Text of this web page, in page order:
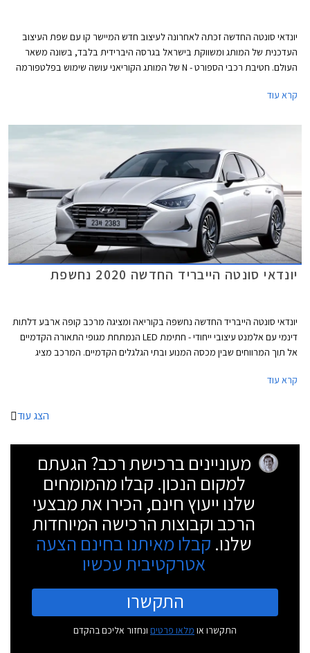
יונדאי סונטה החדשה זכתה לאחרונה לעיצוב חדש המיישר קו עם שפת העיצוב
העדכנית של המותג ומשווקת בישראל בגרסה היברידית בלבד, בשונה משאר
העולם. חטיבת רכבי הספורט - N של המותג הקוריאני עושה שימוש בפלטפורמה
וביחידות ההנעה, כפי שנעשה לאחרונה גם ביונדאי i30 N.
קרא עוד
יונדאי סונטה הייבריד החדשה 2020 נחשפת
יונדאי סונטה הייבריד החדשה נחשפה בקוריאה ומציגה מרכב קופה ארבע דלתות
דינמי עם אלמנט עיצובי ייחודי - חתימת LED הנמתחת מגופי התאורה הקדמיים
אל תוך המרווחים שבין מכסה המנוע ובתי הגלגלים הקדמיים. המרכב מציג
קרא עוד
הצג עוד
מעוניינים ברכישת רכב? הגעתם
למקום הנכון. קבלו מהמומחים
שלנו ייעוץ חינם, הכירו את מבצעי
הרכב וקבוצות הרכישה המיוחדות
שלנו. קבלו מאיתנו בחינם הצעה
אטרקטיבית עכשיו
התקשרו
התקשרו או מלאו פרטים ונחזור אליכם בהקדם